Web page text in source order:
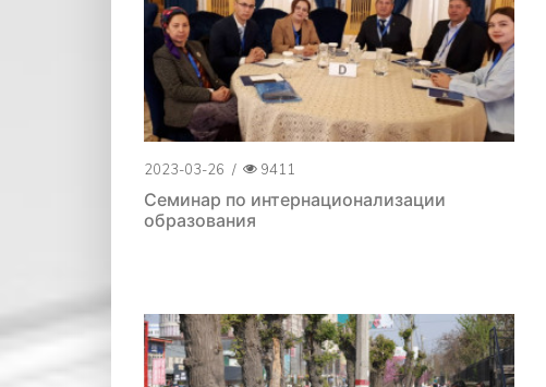
2023-03-26 / 9411
Семинар по интернационализации
образования